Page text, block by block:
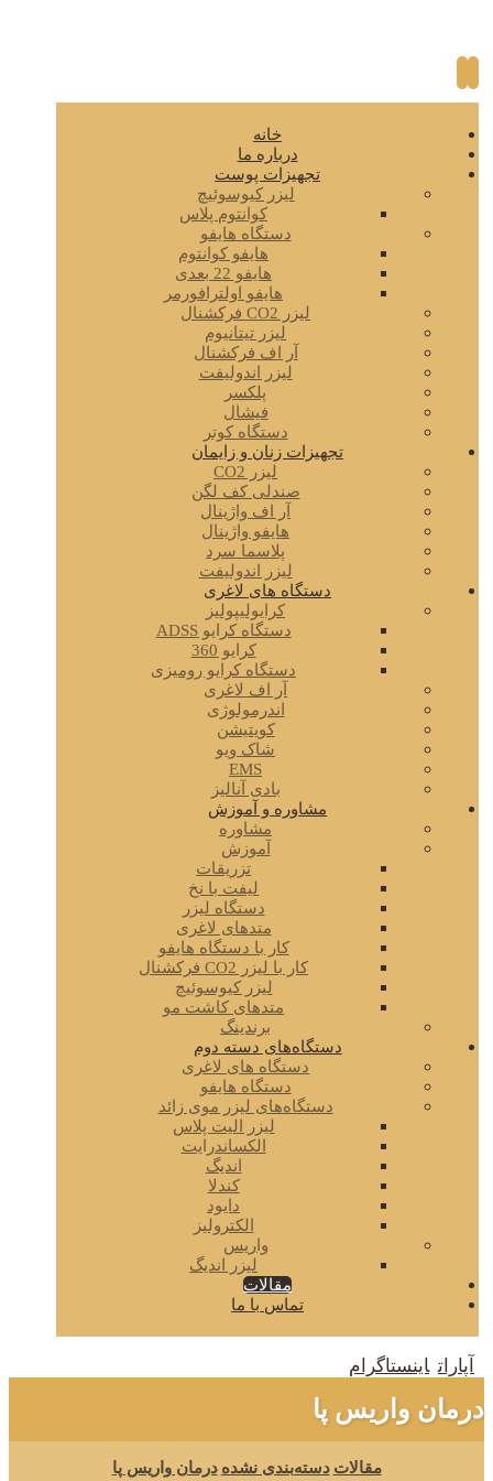
خانه
درباره ما
تجهیزات پوست
لیزر کیوسوئیچ
کوانتوم پلاس
دستگاه هایفو
هایفو کوانتوم
هایفو 22 بعدی
هایفو اولترافورمر
لیزر CO2 فرکشنال
لیزر تیتانیوم
آر اف فرکشنال
لیزر اندولیفت
پلکسر
فیشال
دستگاه کوتر
تجهیزات زنان و زایمان
لیزر CO2
صندلی کف لگن
آر اف واژینال
هایفو واژینال
پلاسما سرد
لیزر اندولیفت
دستگاه های لاغری
کرایولیپولیز
دستگاه کرایو ADSS
کرایو 360
دستگاه کرایو رومیزی
آر اف لاغری
اندرمولوژی
کویتیشن
شاک ویو
EMS
بادی آنالیز
مشاوره و آموزش
مشاوره
آموزش
تزریقات
لیفت با نخ
دستگاه لیزر
متدهای لاغری
کار با دستگاه هایفو
کار با لیزر CO2 فرکشنال
لیزر کیوسوئیچ
متدهای کاشت مو
برندینگ
دستگاه‌های دسته دوم
دستگاه های لاغری
دستگاه هایفو
دستگاه‌های لیزر موی زائد
لیزر الیت پلاس
الکساندرایت
اندیگ
کندلا
دایود
الکترولیز
واریس
لیزر اندیگ
مقالات
تماس با ما
آپارات اینستاگرام
درمان واریس پا
مقالات دسته‌بندی نشده درمان واریس پا